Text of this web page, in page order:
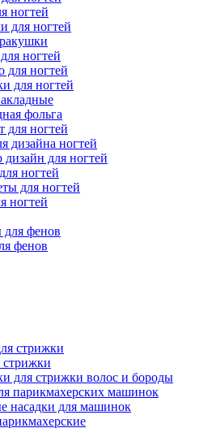
ногтей
для ногтей
ногтей
для ногтей
для ногтей
фольга
для ногтей
дизайна ногтей
дизайн для ногтей
ногтей
для ногтей
ногтей
фенов
для стрижки волос и бороды
парикмахерских машинок
насадки для машинок